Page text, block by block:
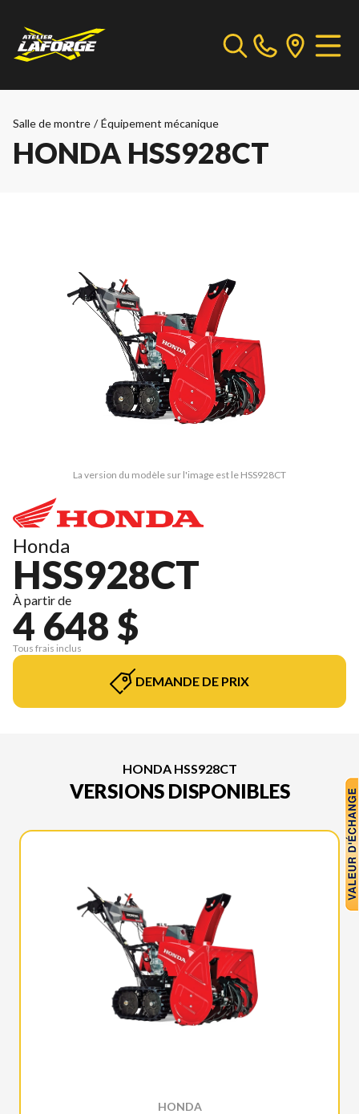
Salle de montre / Équipement mécanique
HONDA HSS928CT
La version du modèle sur l'image est le HSS928CT
Honda
HSS928CT
À partir de
4 648 $
Tous frais inclus
DEMANDE DE PRIX
HONDA HSS928CT
VERSIONS DISPONIBLES
HONDA